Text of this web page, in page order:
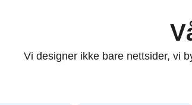
Vi designer ikke bare nettsider, vi